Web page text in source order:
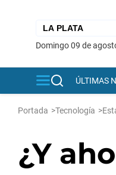
domingo 09 de
ÚLTIMAS
Portada >Tecnología >
¿Y